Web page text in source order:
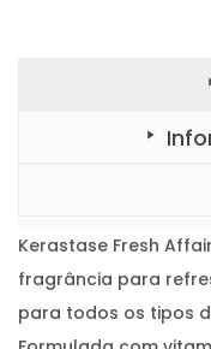
Kerastase Fresh
fragrância para
para todos os tipos